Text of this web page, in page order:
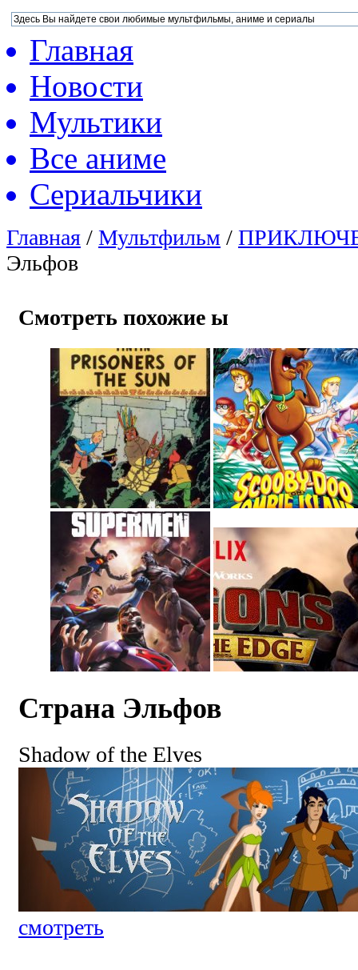
Главная
Новости
Мультики
Все аниме
Сериальчики
Главная / Мультфильм /
Эльфов
Смотреть похожие ы
Страна Эльфов
Shadow of the Elves
смотреть